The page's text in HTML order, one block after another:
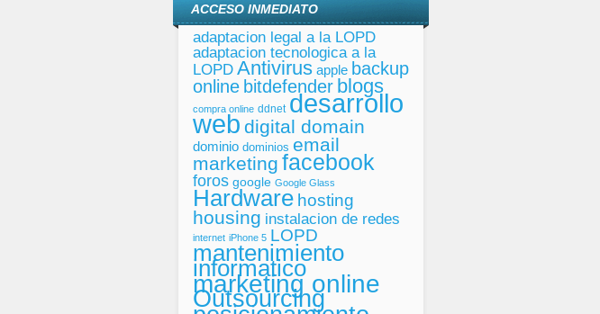
ACCESO INMEDIATO
adaptacion legal a la LOPD
adaptacion tecnologica a la
LOPD Antivirus apple backup
online bitdefender blogs
compra online ddnet desarrollo
web digital domain
dominio dominios email
marketing facebook
foros google Google Glass
Hardware hosting
housing instalacion de redes
internet iPhone 5 LOPD
mantenimiento
informatico
marketing online
Outsourcing